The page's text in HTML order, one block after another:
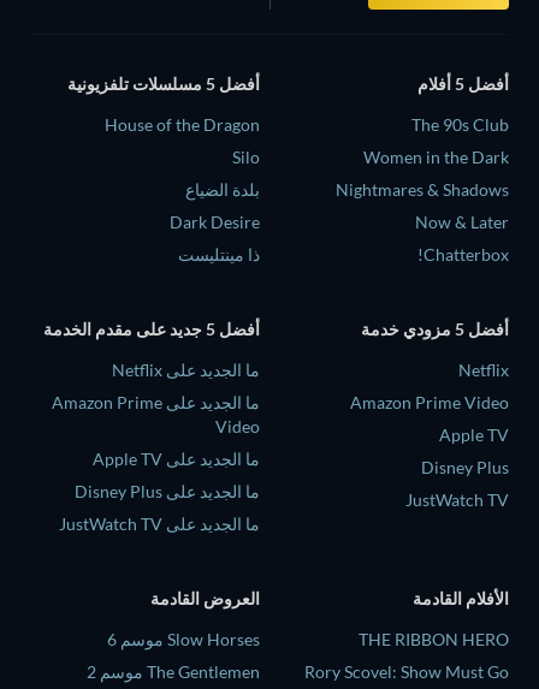
أفضل 5 أفلام
The 90s Club
Women in the Dark
Nightmares & Shadows
Now & Later
Chatterbox!
أفضل 5 مسلسلات تلفزيونية
House of the Dragon
Silo
بلدة الضياع
Dark Desire
ذا مينتليست
أفضل 5 مزودي خدمة
Netflix
Amazon Prime Video
Apple TV
Disney Plus
JustWatch TV
أفضل 5 جديد على مقدم الخدمة
ما الجديد على Netflix
ما الجديد على Amazon Prime
Video
ما الجديد على Apple TV
ما الجديد على Disney Plus
ما الجديد على JustWatch TV
الأفلام القادمة
THE RIBBON HERO
Rory Scovel: Show Must Go
العروض القادمة
Slow Horses موسم 6
The Gentlemen موسم 2